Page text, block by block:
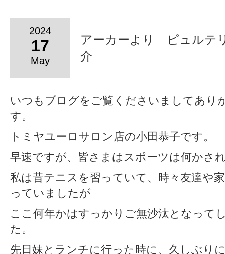
2024
17
May
アーカーより ピュルテ
介
いつもブログをご覧くださいましてあり
す。
トミヤユーロサロン店の小田恭子です。
早速ですが、皆さまはスポーツは何かさ
私は昔テニスを習っていて、時々友達や
っていましたが
ここ何年かはすっかりご無沙汰となって
た。
先日妹とランチに行った時に、久しぶり